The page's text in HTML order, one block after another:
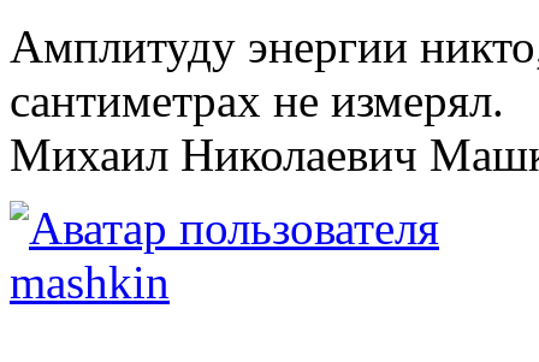
Амплитуду энергии
сантиметрах не измерял.
Михаил Николаевич
mashkin